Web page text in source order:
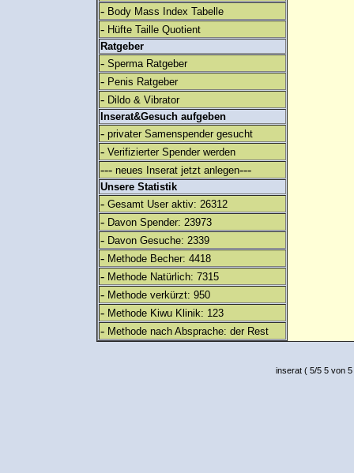
- Body Mass Index Tabelle
- Hüfte Taille Quotient
Ratgeber
- Sperma Ratgeber
- Penis Ratgeber
- Dildo & Vibrator
Inserat&Gesuch aufgeben
- privater Samenspender gesucht
- Verifizierter Spender werden
--- neues Inserat jetzt anlegen---
Unsere Statistik
- Gesamt User aktiv: 26312
- Davon Spender: 23973
- Davon Gesuche: 2339
- Methode Becher: 4418
- Methode Natürlich: 7315
- Methode verkürzt: 950
- Methode Kiwu Klinik: 123
- Methode nach Absprache: der Rest
inserat( 5/5 5 von 5